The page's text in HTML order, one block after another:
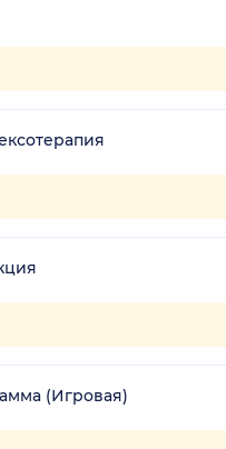
(Игровая)